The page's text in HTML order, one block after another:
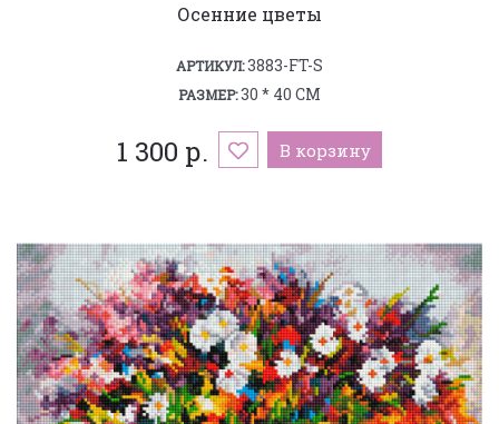
Осенние цветы
АРТИКУЛ:3883-FT-S
РАЗМЕР:30 * 40 СМ
1 300 р. В корзину